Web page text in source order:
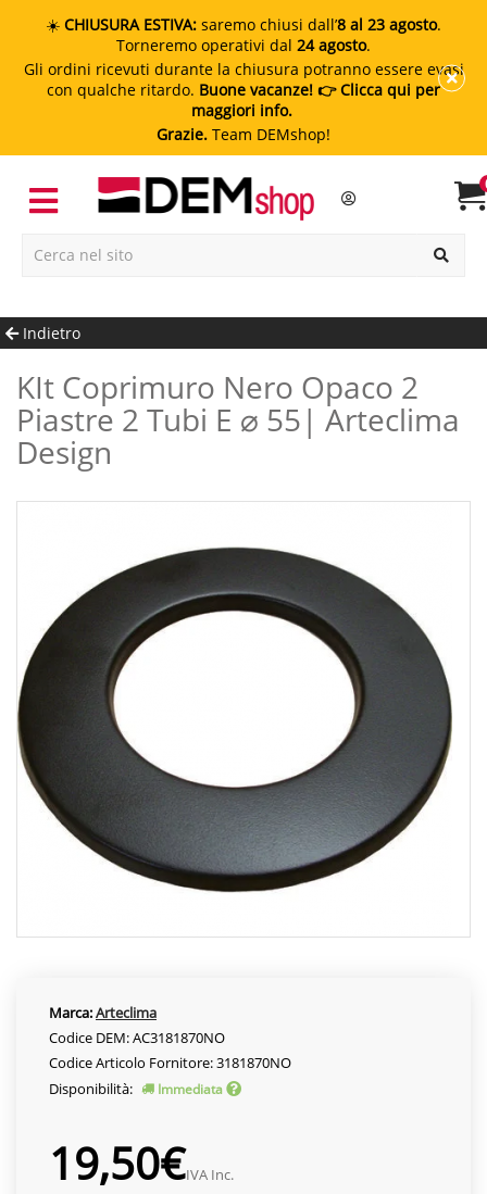
☀️ CHIUSURA ESTIVA: saremo chiusi dall’8 al 23 agosto.
Torneremo operativi dal 24 agosto.
Gli ordini ricevuti durante la chiusura potranno essere evasi
con qualche ritardo. Buone vacanze! 👉 Clicca qui per
maggiori info.
Grazie. Team DEMshop!
Indietro
KIt Coprimuro Nero Opaco 2
Piastre 2 Tubi E ⌀ 55| Arteclima
Design
Marca:Arteclima
Codice DEM: AC3181870NO
Codice Articolo Fornitore: 3181870NO
Disponibilità:
Immediata
19,50€IVA Inc.